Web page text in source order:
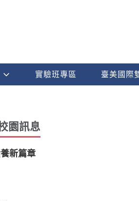
實驗班專區 臺美國際
園訊息
新篇章